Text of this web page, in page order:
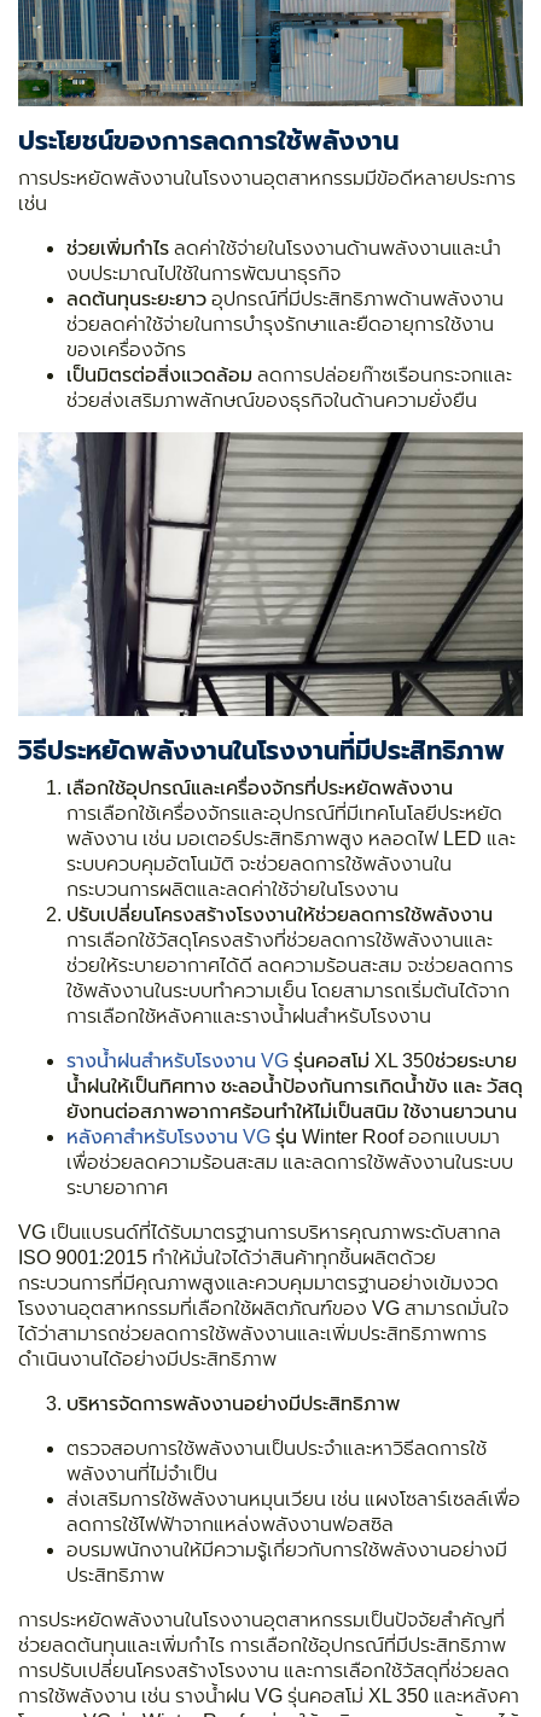
ประโยชน์ของการลดการใช้พลังงาน
การประหยัดพลังงานในโรงงานอุตสาหกรรมมีข้อดีหลายประการ
เช่น
ช่วยเพิ่มกำไร ลดค่าใช้จ่ายในโรงงานด้านพลังงานและนำ
งบประมาณไปใช้ในการพัฒนาธุรกิจ
ลดต้นทุนระยะยาว อุปกรณ์ที่มีประสิทธิภาพด้านพลังงาน
ช่วยลดค่าใช้จ่ายในการบำรุงรักษาและยืดอายุการใช้งาน
ของเครื่องจักร
เป็นมิตรต่อสิ่งแวดล้อม ลดการปล่อยก๊าซเรือนกระจกและ
ช่วยส่งเสริมภาพลักษณ์ของธุรกิจในด้านความยั่งยืน
วิธีประหยัดพลังงานในโรงงานที่มีประสิทธิภาพ
เลือกใช้อุปกรณ์และเครื่องจักรที่ประหยัดพลังงาน
การเลือกใช้เครื่องจักรและอุปกรณ์ที่มีเทคโนโลยีประหยัด
พลังงาน เช่น มอเตอร์ประสิทธิภาพสูง หลอดไฟ LED และ
ระบบควบคุมอัตโนมัติ จะช่วยลดการใช้พลังงานใน
กระบวนการผลิตและลดค่าใช้จ่ายในโรงงาน
ปรับเปลี่ยนโครงสร้างโรงงานให้ช่วยลดการใช้พลังงาน
การเลือกใช้วัสดุโครงสร้างที่ช่วยลดการใช้พลังงานและ
ช่วยให้ระบายอากาศได้ดี ลดความร้อนสะสม จะช่วยลดการ
ใช้พลังงานในระบบทำความเย็น โดยสามารถเริ่มต้นได้จาก
การเลือกใช้หลังคาและรางน้ำฝนสำหรับโรงงาน
รางน้ำฝนสำหรับโรงงาน VG รุ่นคอสโม่ XL 350ช่วยระบาย
น้ำฝนให้เป็นทิศทาง ชะลอน้ำป้องกันการเกิดน้ำขัง และ วัสดุ
ยังทนต่อสภาพอากาศร้อนทำให้ไม่เป็นสนิม ใช้งานยาวนาน
หลังคาสำหรับโรงงาน VG รุ่น Winter Roofออกแบบมา
เพื่อช่วยลดความร้อนสะสม และลดการใช้พลังงานในระบบ
ระบายอากาศ
VG เป็นแบรนด์ที่ได้รับมาตรฐานการบริหารคุณภาพระดับสากล
ISO 9001:2015 ทำให้มั่นใจได้ว่าสินค้าทุกชิ้นผลิตด้วย
กระบวนการที่มีคุณภาพสูงและควบคุมมาตรฐานอย่างเข้มงวด
โรงงานอุตสาหกรรมที่เลือกใช้ผลิตภัณฑ์ของ VG สามารถมั่นใจ
ได้ว่าสามารถช่วยลดการใช้พลังงานและเพิ่มประสิทธิภาพการ
ดำเนินงานได้อย่างมีประสิทธิภาพ
บริหารจัดการพลังงานอย่างมีประสิทธิภาพ
ตรวจสอบการใช้พลังงานเป็นประจำและหาวิธีลดการใช้
พลังงานที่ไม่จำเป็น
ส่งเสริมการใช้พลังงานหมุนเวียน เช่น แผงโซลาร์เซลล์เพื่อ
ลดการใช้ไฟฟ้าจากแหล่งพลังงานฟอสซิล
อบรมพนักงานให้มีความรู้เกี่ยวกับการใช้พลังงานอย่างมี
ประสิทธิภาพ
การประหยัดพลังงานในโรงงานอุตสาหกรรมเป็นปัจจัยสำคัญที่
ช่วยลดต้นทุนและเพิ่มกำไร การเลือกใช้อุปกรณ์ที่มีประสิทธิภาพ
การปรับเปลี่ยนโครงสร้างโรงงาน และการเลือกใช้วัสดุที่ช่วยลด
การใช้พลังงาน เช่น รางน้ำฝน VG รุ่นคอสโม่ XL 350 และหลังคา